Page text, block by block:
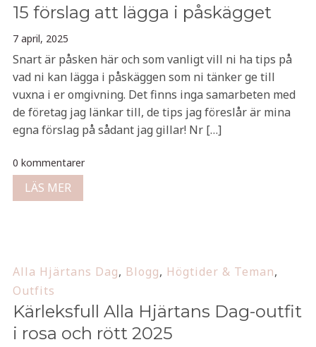
15 förslag att lägga i påskägget
7 april, 2025
Snart är påsken här och som vanligt vill ni ha tips på
vad ni kan lägga i påskäggen som ni tänker ge till
vuxna i er omgivning. Det finns inga samarbeten med
de företag jag länkar till, de tips jag föreslår är mina
egna förslag på sådant jag gillar! Nr […]
0 kommentarer
LÄS MER
Alla Hjärtans Dag, Blogg, Högtider & Teman,
Outfits
Kärleksfull Alla Hjärtans Dag-outfit
i rosa och rött 2025